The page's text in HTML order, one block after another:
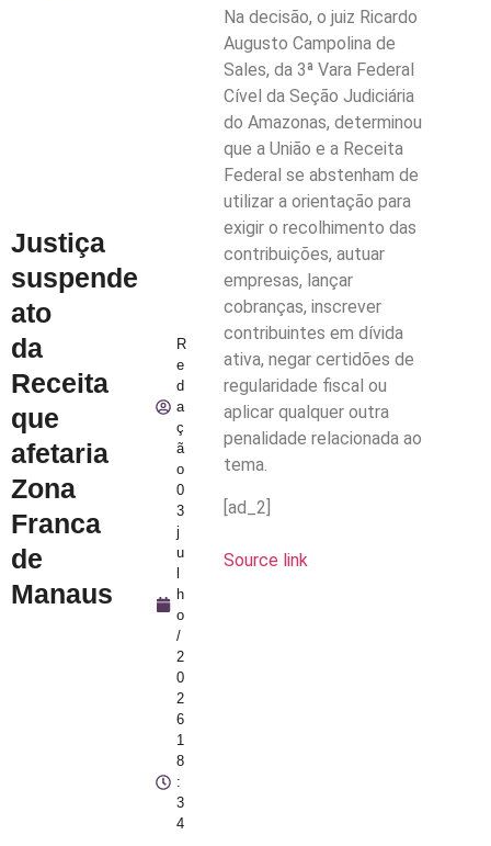
Justiça
suspende
ato
da
Receita
que
afetaria
Zona
Franca
de
Manaus
R
e
d
a
ç
ã
o
0
3
j
u
h
o
/
2
0
2
6
1
8
:
3
4
Na decisão, o juiz Ricardo
Augusto Campolina de
Sales, da 3ª Vara Federal
Cível da Seção Judiciária
do Amazonas, determinou
que a União e a Receita
Federal se abstenham de
utilizar a orientação para
exigir o recolhimento das
contribuições, autuar
empresas, lançar
cobranças, inscrever
contribuintes em dívida
ativa, negar certidões de
regularidade fiscal ou
aplicar qualquer outra
penalidade relacionada ao
tema.
[ad_2]
Source link